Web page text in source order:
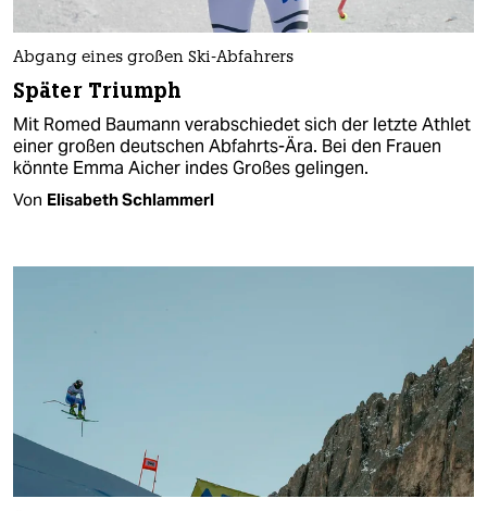
Abgang eines großen Ski-Abfahrers
Später Triumph
Mit Romed Baumann verabschiedet sich der letzte Athlet
einer großen deutschen Abfahrts-Ära. Bei den Frauen
könnte Emma Aicher indes Großes gelingen.
Von Elisabeth Schlammerl